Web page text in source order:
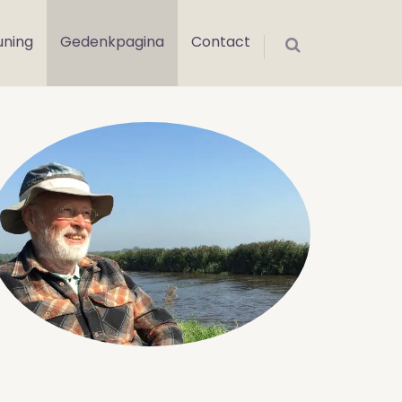
Gedenkpagina Contact